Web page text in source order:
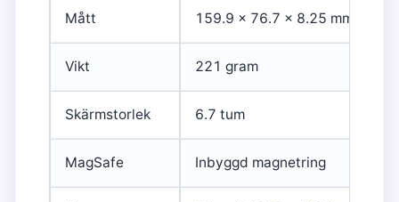
Mått 159.9 × 76.7 × 8.25 mm
Vikt 221 gram
Skärmstorlek 6.7 tum
MagSafe Inbyggd magnetring